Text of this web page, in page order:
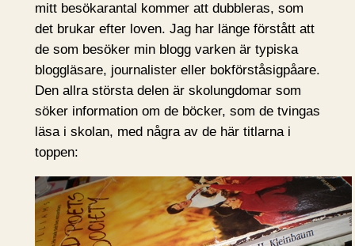
mitt besökarantal kommer att dubbleras, som
det brukar efter loven. Jag har länge förstått att
de som besöker min blogg varken är typiska
bloggläsare, journalister eller bokförståsigpåare.
Den allra största delen är skolungdomar som
söker information om de böcker, som de tvingas
läsa i skolan, med några av de här titlarna i
toppen: